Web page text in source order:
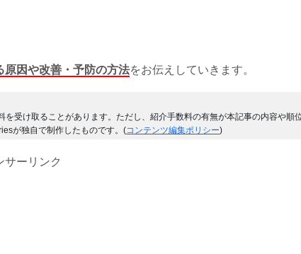
原因や改善・予防の方法をお伝えしていきます。
受け取ることがあります。ただし、紹介手数料の有無が本記事の内容や順
が独自で制作したものです。(コンテンツ編集ポリシー)
サーリンク